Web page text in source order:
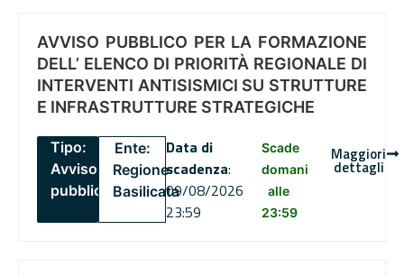
AVVISO PUBBLICO PER LA FORMAZIONE
DELL’ ELENCO DI PRIORITÀ REGIONALE DI
INTERVENTI ANTISISMICI SU STRUTTURE
E INFRASTRUTTURE STRATEGICHE
Tipo:
Avviso
pubblico
Ente:
Regione
Basilicata
Data di
scadenza:
09/08/2026
23:59
Scade
domani
alle
23:59
Maggiori
dettagli